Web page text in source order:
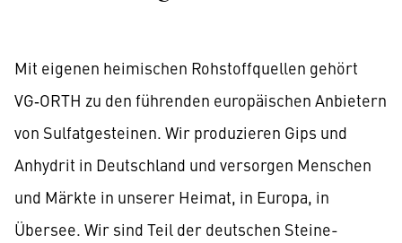
Mit eigenen heimischen Rohstoffquellen gehört
VG‑ORTH zu den führenden europäischen Anbietern
von Sulfatgesteinen. Wir produzieren Gips und
Anhydrit in Deutschland und versorgen Menschen
und Märkte in unserer Heimat, in Europa, in
Übersee. Wir sind Teil der deutschen Steine-